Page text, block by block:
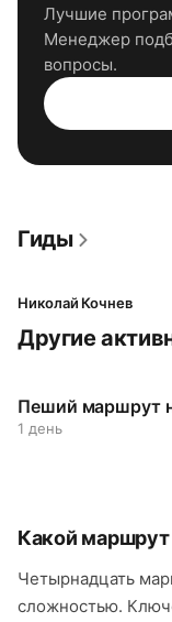
Лучшие
Менеджер
вопросы.
Гиды
Николай Кочнев
Другие
Пеший маршрут
1 день
Какой
Четырнадцать
сложностью.